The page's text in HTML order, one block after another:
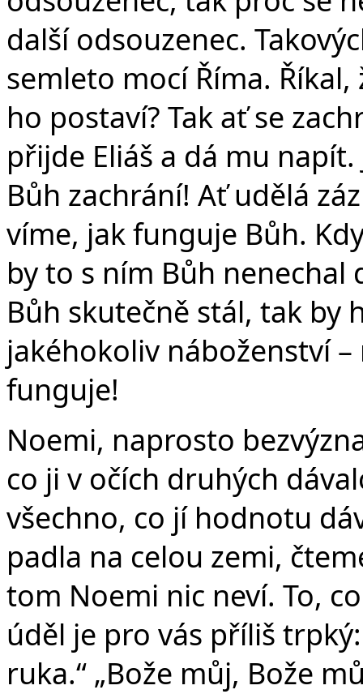
další odsouzenec.
semleto mocí Říma.
ho postaví? Tak ať se
přijde Eliáš a dá mu
Bůh zachrání! Ať udělá
víme, jak funguje Bůh.
by to s ním Bůh
Bůh skutečně stál, tak by
jakéhokoliv náboženství
funguje!
Noemi, naprosto
co ji v očích druhých
všechno, co jí hodnotu
padla na celou zemi,
tom Noemi nic neví. To,
úděl je pro vás příliš
ruka.“ „Bože můj, Bože